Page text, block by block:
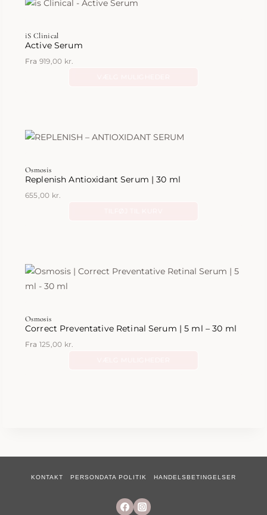
iS Clinical
Active Serum
Fra 919,00 kr.
flere
kan
Osmosis
Replenish Antioxidant Serum | 30 ml
655,00 kr.
Osmosis
Correct Preventative Retinal Serum | 5 ml – 30 ml
Fra 125,00 kr.
kan
vælges
KONTAKT PERSONDATA POLITIK HANDELSBETINGELSER